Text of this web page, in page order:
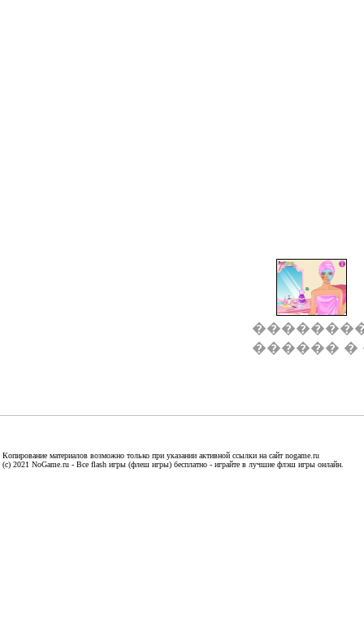
������
Копирование материалов возможно только при указании активной ссылки на сайт nogame.ru
(c) 2021 NoGame.ru - Все flash игры (флеш игры) бесплатно - играйте в лучшие флэш игры онлайн.